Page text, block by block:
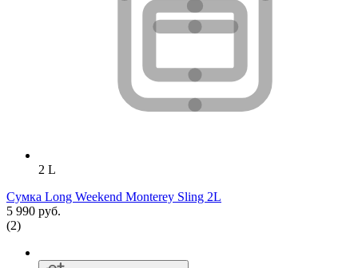
2 L
Сумка Long Weekend Monterey Sling 2L
5 990 руб.
(2)